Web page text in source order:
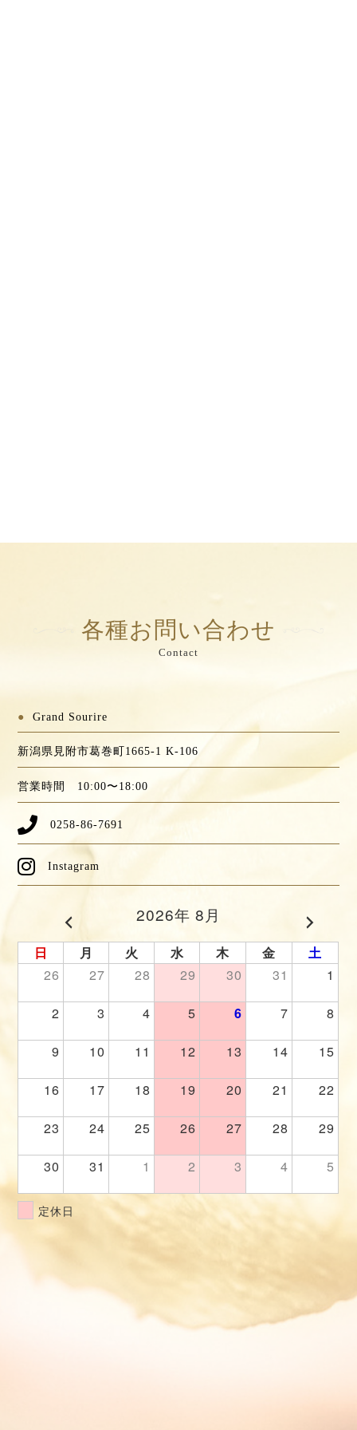
● Grand Sourire
新潟県見附市葛巻町1665-1 K-106
営業時間 10:00〜18:00
0258-86-7691
Instagram
2026年 8月
日 月 火 水 木 金
土
26
27 28 29 30 31 1
2 3 4 5 6 7 8
9 10 11 12 13 14 15
16 17 18 19 20 21 22
23 24 25 26 27 28 29
30 31 1 2 3 4 5
定休日